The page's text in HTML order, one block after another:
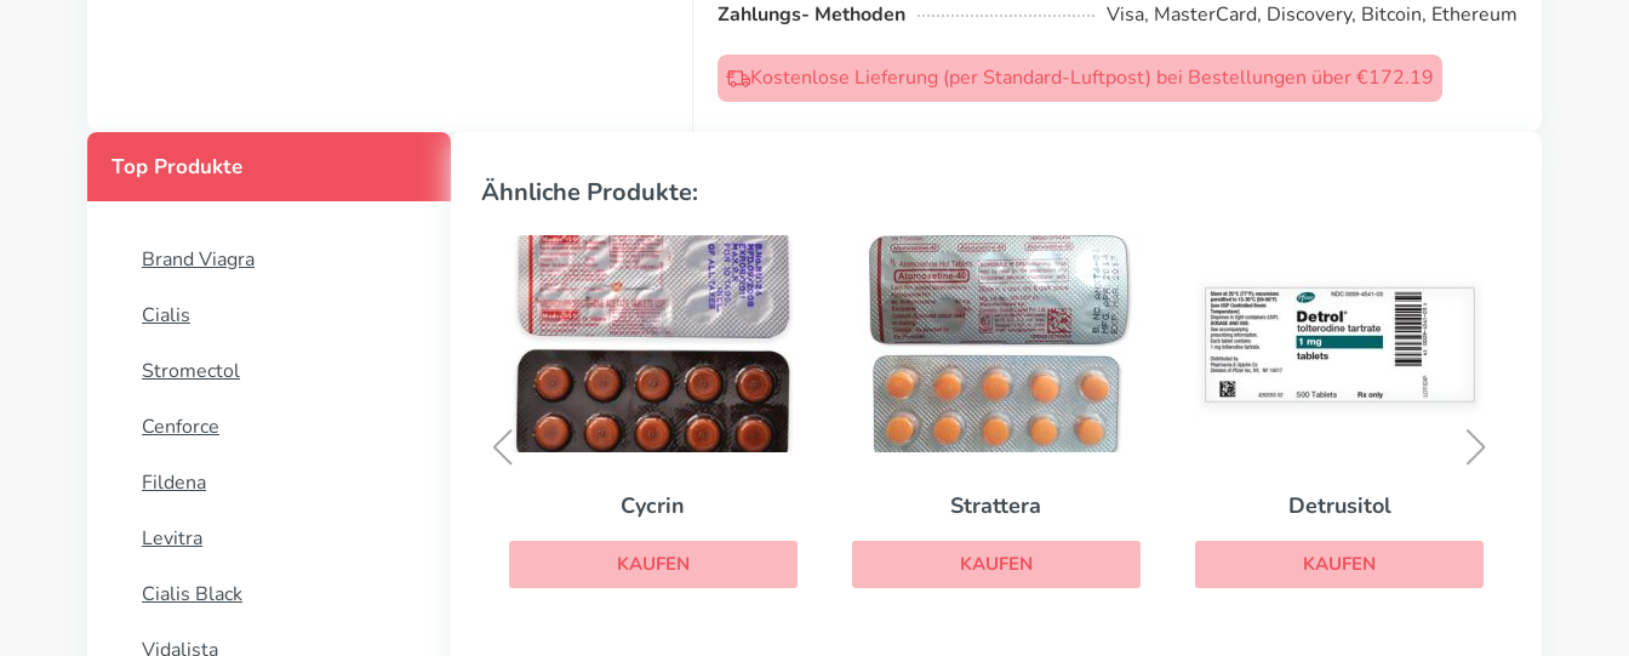
Zahlungs- Methoden
Visa, MasterCard, Discovery, Bitcoin, Ethereum
Kostenlose Lieferung (per Standard-Luftpost) bei Bestellungen über €172.19
Top Produkte
Brand Viagra
Cialis
Stromectol
Cenforce
Fildena
Levitra
Cialis Black
Vidalista
Ähnliche Produkte:
Strattera
KAUFEN
Detrusitol
KAUFEN
Zomig